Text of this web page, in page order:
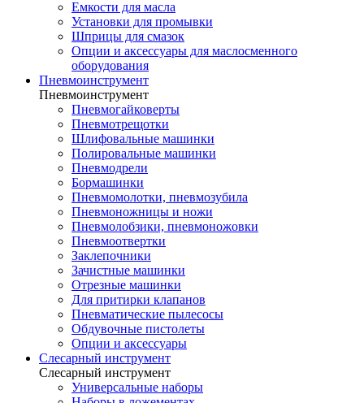
Емкости для масла
Установки для промывки
Шприцы для смазок
Опции и аксессуары для маслосменного
оборудования
Пневмоинструмент
Пневмоинструмент
Пневмогайковерты
Пневмотрещотки
Шлифовальные машинки
Полировальные машинки
Пневмодрели
Бормашинки
Пневмомолотки, пневмозубила
Пневмоножницы и ножи
Пневмолобзики, пневмоножовки
Пневмоотвертки
Заклепочники
Зачистные машинки
Отрезные машинки
Для притирки клапанов
Пневматические пылесосы
Обдувочные пистолеты
Опции и аксессуары
Слесарный инструмент
Слесарный инструмент
Универсальные наборы